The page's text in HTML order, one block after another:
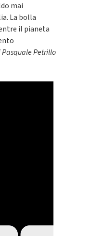
mai
La bolla
il pianeta
Pasquale Petrillo